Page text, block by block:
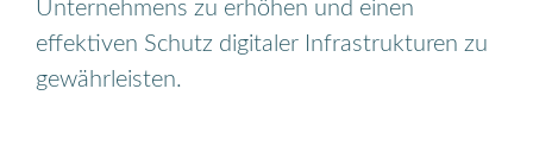
Unternehmens zu erhöhen und einen
effektiven Schutz digitaler Infrastrukturen zu
gewährleisten.